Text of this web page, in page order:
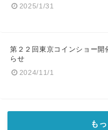
2025/1/31
第２２回東京コインショー開
らせ
2024/11/1
も